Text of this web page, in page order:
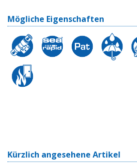
Mögliche Eigenschaften
Kürzlich angesehene Artikel